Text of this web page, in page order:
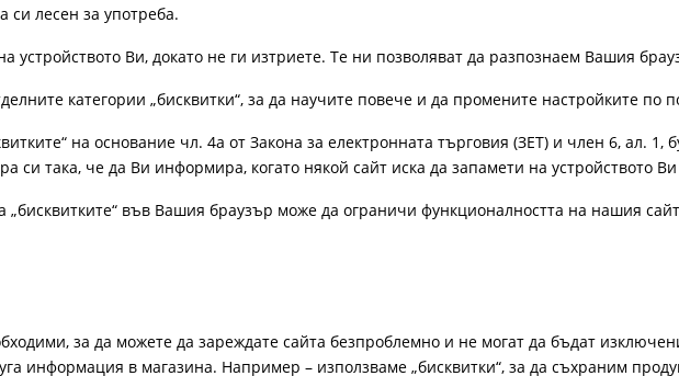
си лесен за употреба.
устройството Ви, докато не ги изтриете. Те ни позволяват да разпознаем Вашия
категории „бисквитки“, за да научите повече и да промените настройките по
на основание чл. 4а от Закона за електронната търговия (ЗЕТ) и член 6, ал. 1,
си така, че да Ви информира, когато някой сайт иска да запамети на устройството
във Вашия браузър може да ограничи функционалността на нашия
за да можете да зареждате сайта безпроблемно и не могат да бъдат
информация в магазина. Например – използваме „бисквитки“, за да съхраним